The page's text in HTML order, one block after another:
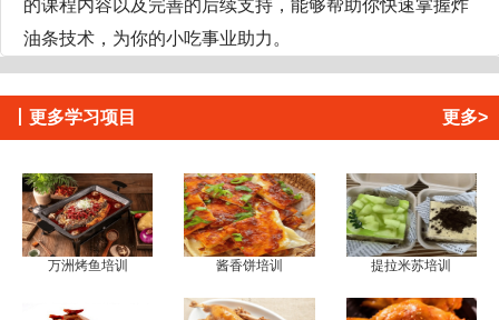
的课程内容以及完善的后续支持，能够帮助你快速掌握炸
油条技术，为你的小吃事业助力。
更多学习项目 更多>
万洲烤鱼培训 酱香饼培训 提拉米苏培训